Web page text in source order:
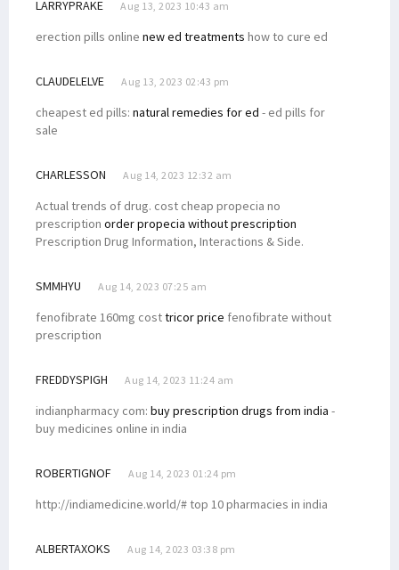
LARRYPRAKE Aug 13, 2023 10:43 am
erection pills online new ed treatments how to cure ed
CLAUDELELVE Aug 13, 2023 02:43 pm
cheapest ed pills: natural remedies for ed - ed pills for
sale
CHARLESSON Aug 14, 2023 12:32 am
Actual trends of drug. cost cheap propecia no
prescription order propecia without prescription
Prescription Drug Information, Interactions & Side.
SMMHYU Aug 14, 2023 07:25 am
fenofibrate 160mg costtricor price fenofibrate without
prescription
FREDDYSPIGH Aug 14, 2023 11:24 am
indianpharmacy com: buy prescription drugs from india -
buy medicines online in india
ROBERTIGNOF Aug 14, 2023 01:24 pm
http://indiamedicine.world/# top 10 pharmacies in india
ALBERTAXOKS Aug 14, 2023 03:38 pm